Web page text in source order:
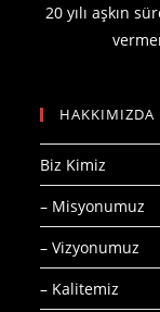
20 yılı aşkın
HAKKIMIZDA
Biz Kimiz
– Misyonumuz
– Vizyonumuz
– Kalitemiz